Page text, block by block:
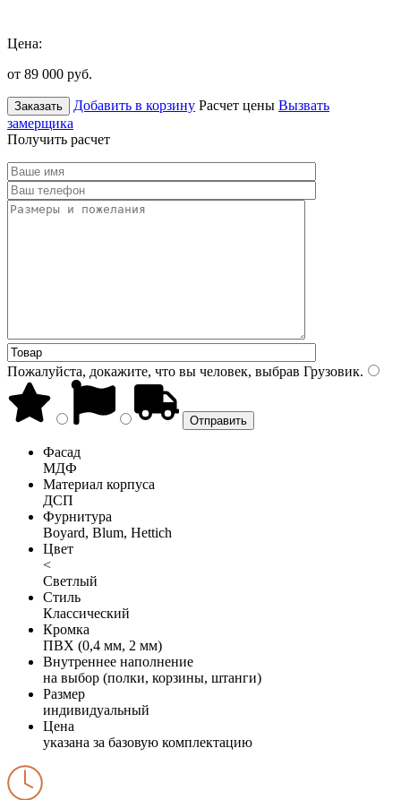
Цена:
от 89 000 руб.
Заказать Добавить в корзину Расчет цены Вызвать
замерщика
Получить расчет
Пожалуйста, докажите, что вы человек, выбрав Грузовик.
Фасад
МДФ
Материал корпуса
ДСП
Фурнитура
Boyard, Blum, Hettich
Цвет
<
Светлый
Стиль
Классический
Кромка
ПВХ (0,4 мм, 2 мм)
Внутреннее наполнение
на выбор (полки, корзины, штанги)
Размер
индивидуальный
Цена
указана за базовую комплектацию